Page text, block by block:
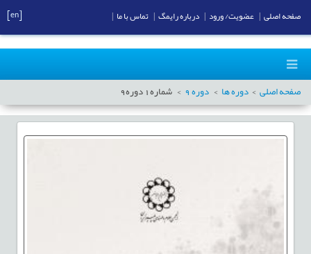
صفحه اصلی دوره ها دوره9 شماره1 دوره9
صفحه اصلی عضویت/ ورود درباره رایمگ تماس با ما